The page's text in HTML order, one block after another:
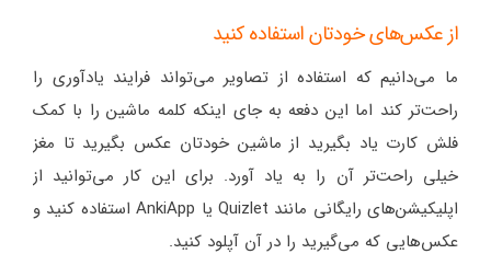
از عکس‌های خودتان استفاده کنید
ما می‌دانیم که استفاده از تصاویر می‌تواند فرایند یادآوری را
راحت‌تر کند اما این دفعه به جای اینکه کلمه ماشین را با کمک
فلش کارت یاد بگیرید از ماشین خودتان عکس بگیرید تا مغز
خیلی راحت‌تر آن را به یاد آورد. برای این کار می‌توانید از
اپلیکیشن‌های رایگانی مانند Quizlet یا AnkiApp استفاده کنید و
عکس‌هایی که می‌گیرید را در آن آپلود کنید.